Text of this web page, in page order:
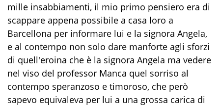
mille insabbiamenti, il mio primo pensiero era di
scappare appena possibile a casa loro a
Barcellona per informare lui e la signora Angela,
e al contempo non solo dare manforte agli sforzi
di quell'eroina che è la signora Angela ma vedere
nel viso del professor Manca quel sorriso al
contempo speranzoso e timoroso, che però
sapevo equivaleva per lui a una grossa carica di